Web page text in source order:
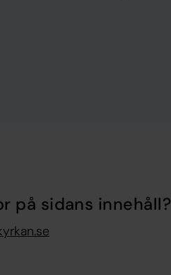
på sidans innehåll?